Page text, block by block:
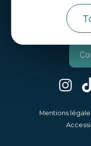
Mentions